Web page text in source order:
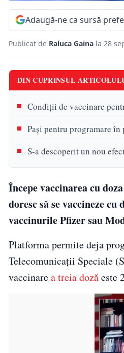
Adaugă-ne ca sursă
Publicat de Raluca Gaina la 28
DIN CUPRINSUL
Condiții de vaccinare
Pași pentru programare
S-a descoperit un nou
Începe vaccinarea cu
doresc să se vaccineze
vaccinurile Pfizer sau
Platforma permite deja
Telecomunicații Speciale
vaccinarea treia dozăeste